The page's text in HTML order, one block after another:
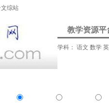
综站
教学资源平
学科： 语文 数学